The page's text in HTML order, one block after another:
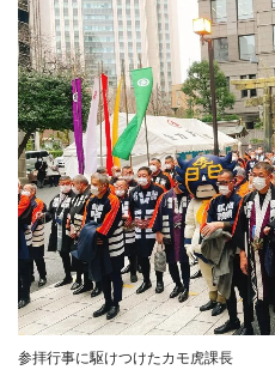
参拝行事に駆けつけたカモ虎課長